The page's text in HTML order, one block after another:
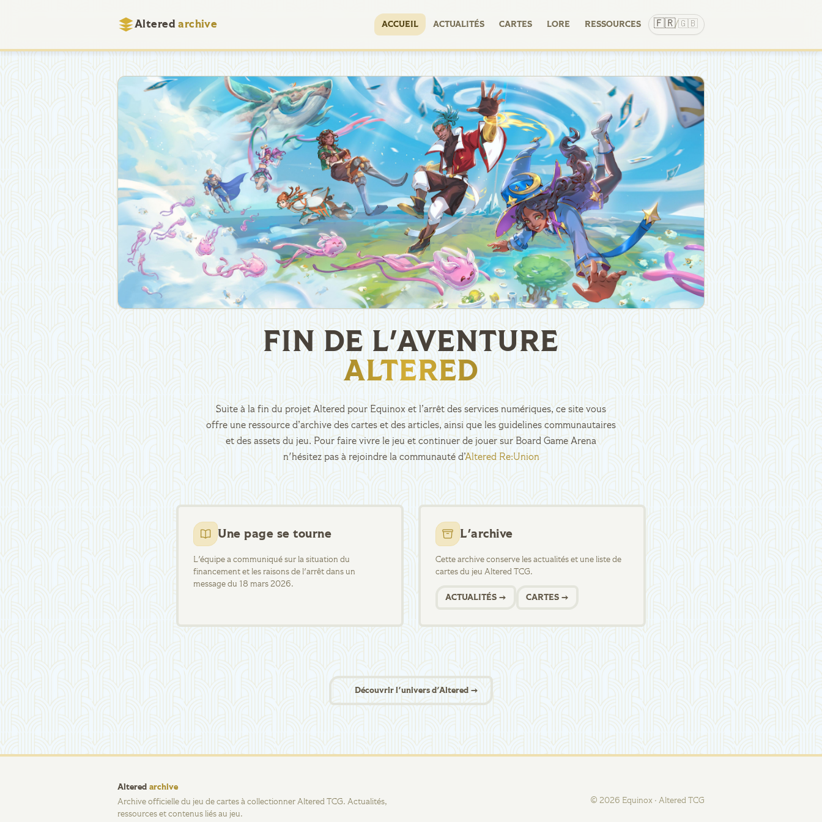
Altered archive ACCUEIL ACTUALITÉS CARTES LORE RESSOURCES 🇫🇷/🇬🇧
FIN DE L'AVENTURE
ALTERED
Suite à la fin du projet Altered pour Equinox et l’arrêt des services numériques, ce site vous
offre une ressource d’archive des cartes et des articles, ainsi que les guidelines communautaires
et des assets du jeu. Pour faire vivre le jeu et continuer de jouer sur Board Game Arena
n'hésitez pas à rejoindre la communauté d’Altered Re:Union
Une page se tourne
L'équipe a communiqué sur la situation du
financement et les raisons de l'arrêt dans un
message du 18 mars 2026.
L'archive
Cette archive conserve les actualités et une liste de
cartes du jeu Altered TCG.
ACTUALITÉS → CARTES →
Découvrir l'univers d'Altered →
Altered archive
Archive officielle du jeu de cartes à collectionner Altered TCG. Actualités,
ressources et contenus liés au jeu.
© 2026 Equinox · Altered TCG